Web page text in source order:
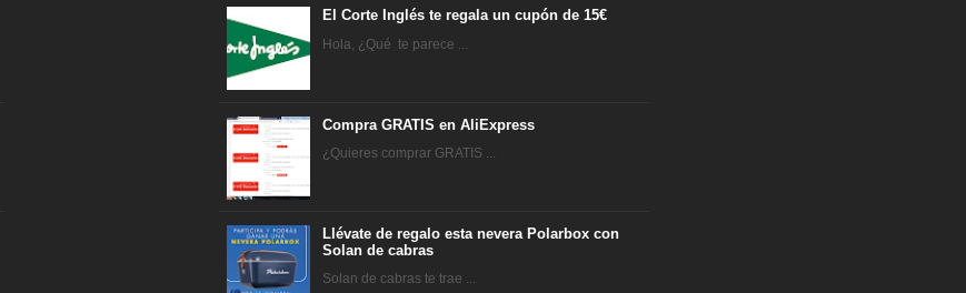
El Corte Inglés te regala un cupón de 15€
Hola, ¿Qué te parece ...
Compra GRATIS en AliExpress
¿Quieres comprar GRATIS ...
Llévate de regalo esta nevera Polarbox con
Solan de cabras
Solan de cabras te trae ...